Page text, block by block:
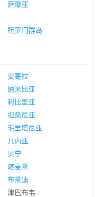
萨摩亚
所罗门群岛
安哥拉
纳米比亚
利比里亚
坦桑尼亚
毛里塔尼亚
几内亚
贝宁
喀麦隆
布隆迪
津巴布韦